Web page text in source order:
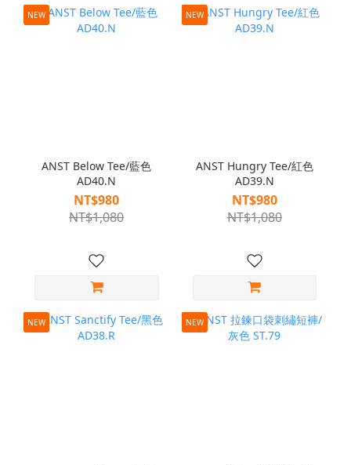
NEW
ANST Below Tee/藍色
AD40.N
NT$980
NT$1,080
NEW
ANST Hungry Tee/紅色
AD39.N
NT$980
NT$1,080
NEW NEW